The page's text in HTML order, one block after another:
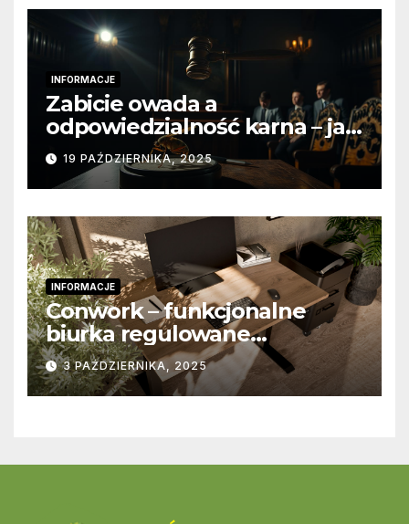
INFORMACJE
Zabicie owada a
odpowiedzialność karna – jak
wygląda to w praktyce?
19 PAŹDZIERNIKA, 2025
INFORMACJE
Conwork – funkcjonalne
biurka regulowane
stworzone z myślą o
nowoczesnych
przestrzeniach pracy
3 PAŹDZIERNIKA, 2025